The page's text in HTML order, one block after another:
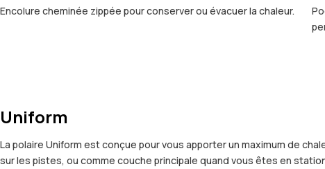
Encolure cheminée zippée pour conserver ou évacuer la chaleur.
Uniform
La polaire Uniform est conçue pour vous apporter un maximum de
sur les pistes, ou comme couche principale quand vous êtes en